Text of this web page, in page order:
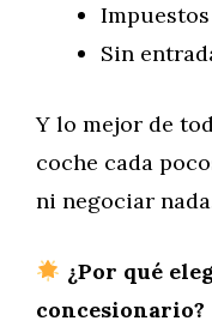
Sin
Y lo mejor de
coche cada
ni negociar
¿Por qué
concesionario?